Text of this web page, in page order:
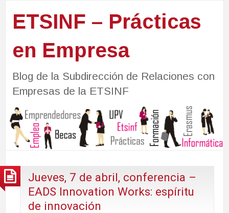
ETSINF – Prácticas
en Empresa
Blog de la Subdirección de Relaciones con
Empresas de la ETSINF
Jueves, 7 de abril, conferencia –
EADS Innovation Works: espíritu
de innovación